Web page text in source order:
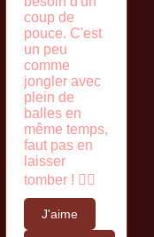
coup de
pouce. C'est
un peu
comme
jongler avec
plein de
balles en
même temps,
faut pas en
laisser
tomber ! 🤹‍♀️
J'aime